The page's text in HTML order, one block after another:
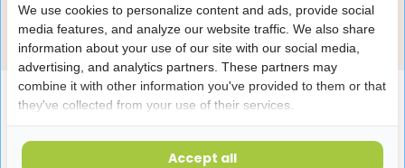
Productomschrijving
Reviews
Stuur e-mail
We use cookies to personalize content and ads, provide social
media features, and analyze our website traffic. We also share
information about your use of our site with our social media,
advertising, and analytics partners. These partners may
combine it with other information you've provided to them or that
they've collected from your use of their services.
Accept all